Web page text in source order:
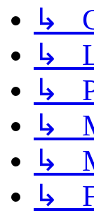
↳
↳
↳
↳
↳
↳